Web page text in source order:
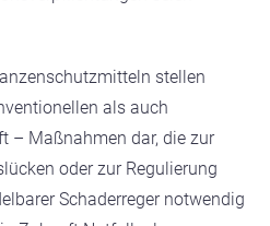
stellen
als auch
– Maßnahmen dar, die zur
oder zur Regulierung
Schaderreger notwendig